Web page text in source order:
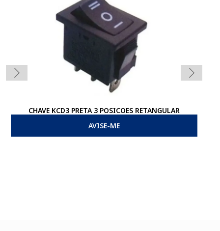
CHAVE KCD3 PRETA 3 POSICOES RETANGULAR
AVISE-ME